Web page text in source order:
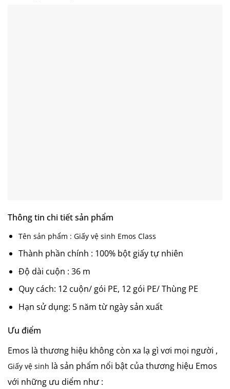
Thông tin chi tiết sản phẩm
Tên sản phẩm : Giấy vệ sinh Emos Class
Thành phần chính : 100% bột giấy tự nhiên
Độ dài cuộn : 36 m
Quy cách: 12 cuộn/ gói PE, 12 gói PE/ Thùng PE
Hạn sử dụng: 5 năm từ ngày sản xuất
Ưu điểm
Emos là thương hiệu không còn xa lạ gì vơi mọi người ,
Giấy vệ sinh là sản phẩm nổi bật của thương hiệu Emos
với những ưu diểm như :